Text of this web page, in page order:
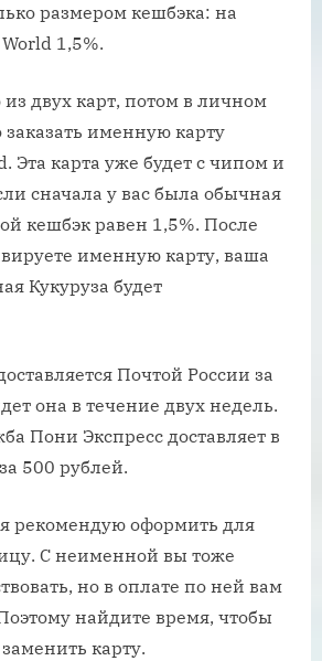
размером кешбэка: на
1,5%.
двух карт, потом в личном
именную карту
Эта карта уже будет с чипом и
сначала у вас была обычная
кешбэк равен 1,5%. После
именную карту, ваша
Кукуруза будет
Почтой России за
она в течение двух недель.
Пони Экспресс доставляет в
500 рублей.
рекомендую оформить для
С неименной вы тоже
но в оплате по ней вам
найдите время, чтобы
карту.